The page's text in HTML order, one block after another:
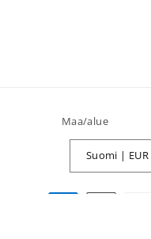
Maa/alue
Maksutavat